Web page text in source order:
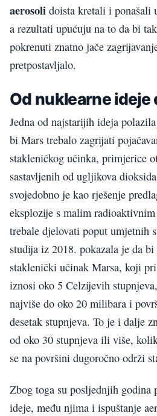
aerosoli doista kretali i ponašali
a rezultati upućuju na to da bi
pokrenuti znatno jače
pretpostavljalo.
Od nuklearne ideje
Jedna od najstarijih ideja
bi Mars trebalo zagrijati
stakleničkog učinka, primjerice
sastavljenih od ugljikova
svojedobno je kao rješenje
eksplozije s malim
trebale djelovati poput umjetnih
studija iz 2018. pokazala je da
staklenički učinak Marsa, koji
iznosi oko 5 Celzijevih
najviše do oko 20 milibara i
desetak stupnjeva. To je i dalje
od oko 30 stupnjeva ili više,
se na površini dugoročno održi
Zbog toga su posljednjih
ideje, među njima i ispuštanje